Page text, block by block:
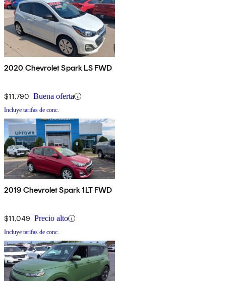
2020 Chevrolet Spark LS FWD
$11,790 Buena oferta
Incluye tarifas de conc.
2019 Chevrolet Spark 1LT FWD
$11,049 Precio alto
Incluye tarifas de conc.